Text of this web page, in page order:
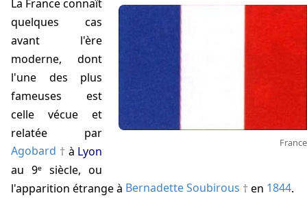
France
La France connaît
quelques cas
avant l'ère
moderne, dont
l'une des plus
fameuses est
celle vécue et
relatée par
Agobard
à Lyon
au 9ᵉ siècle, ou
l'apparition étrange à Bernadette Soubirous en 1844.